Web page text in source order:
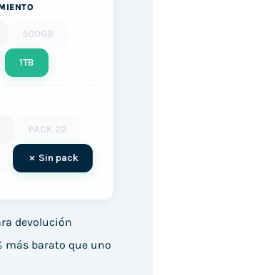
500GB
1TB
PACK 22
Sin pack
devolución
más barato que uno